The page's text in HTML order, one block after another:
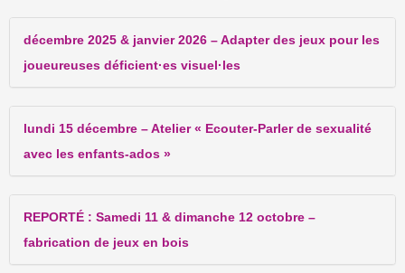
décembre 2025 & janvier 2026 – Adapter des jeux pour les
joueureuses déficient·es visuel·les
lundi 15 décembre – Atelier « Ecouter-Parler de sexualité
avec les enfants-ados »
REPORTÉ : Samedi 11 & dimanche 12 octobre –
fabrication de jeux en bois